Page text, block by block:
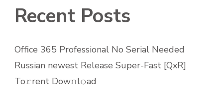
Recent Posts
Office 365 Professional No Serial Needed
Russian newest Release Super-Fast [QxR]
To𝚛rent Dow𝚗l𝚘ad